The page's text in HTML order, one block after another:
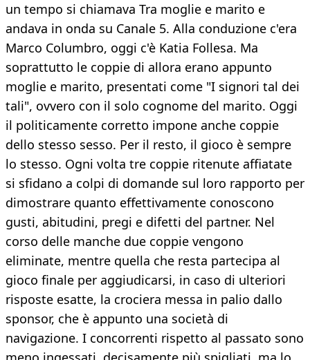
un tempo si chiamava Tra moglie e marito e
andava in onda su Canale 5. Alla conduzione c'era
Marco Columbro, oggi c'è Katia Follesa. Ma
soprattutto le coppie di allora erano appunto
moglie e marito, presentati come "I signori tal dei
tali", ovvero con il solo cognome del marito. Oggi
il politicamente corretto impone anche coppie
dello stesso sesso. Per il resto, il gioco è sempre
lo stesso. Ogni volta tre coppie ritenute affiatate
si sfidano a colpi di domande sul loro rapporto per
dimostrare quanto effettivamente conoscono
gusti, abitudini, pregi e difetti del partner. Nel
corso delle manche due coppie vengono
eliminate, mentre quella che resta partecipa al
gioco finale per aggiudicarsi, in caso di ulteriori
risposte esatte, la crociera messa in palio dallo
sponsor, che è appunto una società di
navigazione. I concorrenti rispetto al passato sono